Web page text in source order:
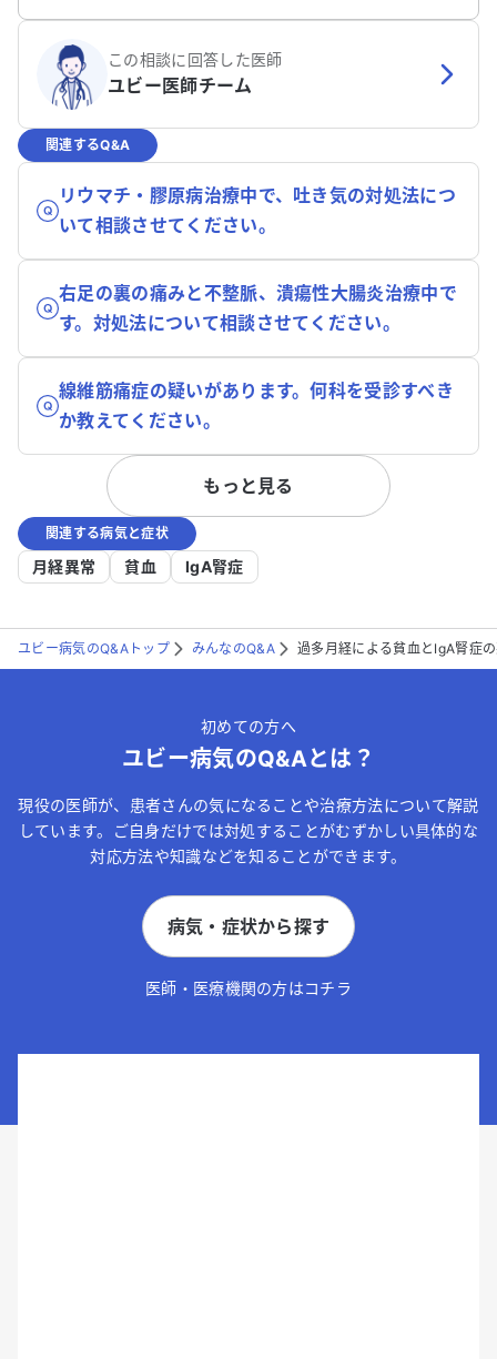
この相談に回答した医師
ユビー医師チーム
関連するQ&A
リウマチ・膠原病治療中で、吐き気の対処法につ
いて相談させてください。
右足の裏の痛みと不整脈、潰瘍性大腸炎治療中で
す。対処法について相談させてください。
線維筋痛症の疑いがあります。何科を受診すべき
か教えてください。
もっと見る
関連する病気と症状
月経異常 貧血 IgA腎症
ユビー病気のQ&Aトップ みんなのQ&A 過多月経による貧血とIgA腎症
初めての方へ
ユビー病気のQ&Aとは？
現役の医師が、患者さんの気になることや治療方法について解説
しています。ご自身だけでは対処することがむずかしい具体的な
対応方法や知識などを知ることができます。
病気・症状から探す
医師・医療機関の方はコチラ